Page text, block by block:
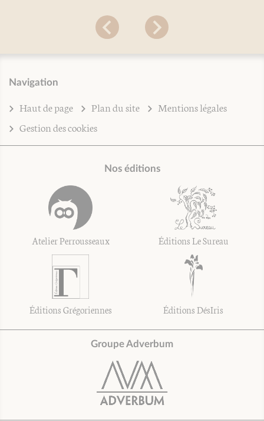
Navigation
Haut de page Plan du site
Mentions légales
Gestion des cookies
Nos éditions
Atelier Perrousseaux Éditions Le Sureau
Éditions Grégoriennes Éditions DésIris
Groupe Adverbum